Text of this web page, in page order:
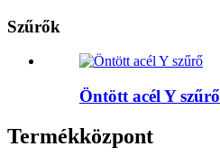
Szűrők
Öntött acél Y szűrő
Termékközpont